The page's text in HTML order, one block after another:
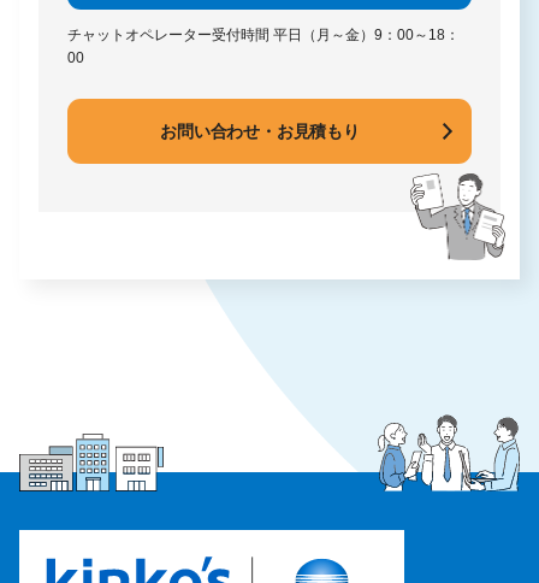
チャットオペレーター受付時間 平日（月～金）9：00～18：
00
お問い合わせ・お見積もり